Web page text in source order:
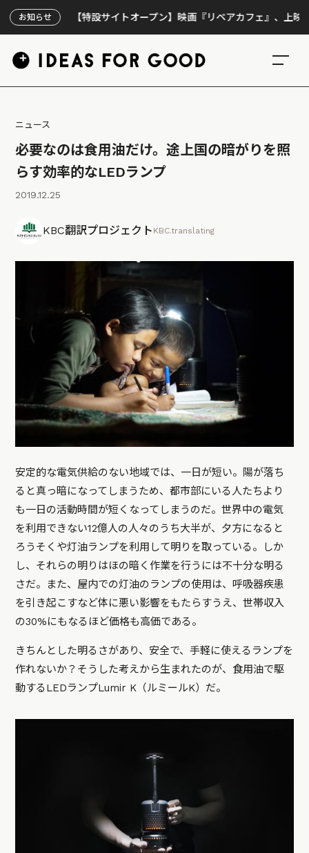
お知らせ【特設サイトオープン】映画『リペアカフェ』、上映300回の
ニュース
必要なのは食用油だけ。途上国の暗がりを照
らす効率的なLEDランプ
2019.12.25
KBC翻訳プロジェクト KBC.translating
安定的な電気供給のない地域では、一日が短い。陽が落ち
ると真っ暗になってしまうため、都市部にいる人たちより
も一日の活動時間が短くなってしまうのだ。世界中の電気
を利用できない12億人の人々のうち大半が、夕方になると
ろうそくや灯油ランプを利用して明りを取っている。しか
し、それらの明りはほの暗く作業を行うには不十分な明る
さだ。また、屋内での灯油のランプの使用は、呼吸器疾患
を引き起こすなど体に悪い影響をもたらすうえ、世帯収入
の30%にもなるほど価格も高価である。
きちんとした明るさがあり、安全で、手軽に使えるランプを
作れないか？そうした考えから生まれたのが、食用油で駆
動するLEDランプLumir K（ルミールK）だ。